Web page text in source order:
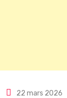
22 mars 2026